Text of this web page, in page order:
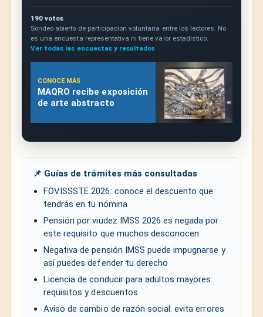
190 votos
Sondeo abierto de participación voluntaria entre los lectores. No
es una encuesta representativa ni tiene valor estadístico.
Ver todas las encuestas y resultados
CONOCE MÁS
MAQRO recibe exposición
de arte abstracto
📌 Guías de trámites más consultadas
FOVISSSTE 2026: conoce el descuento que
tendrás en tu nómina
Pensión por viudez IMSS 2026 es negada por
este requisito que muchos desconocen
Negativa de pensión IMSS puede impugnarse y
así puedes defender tu derecho
Licencia de conducir para adultos mayores:
requisitos y descuentos
Aviso de cambio de razón social: evita errores